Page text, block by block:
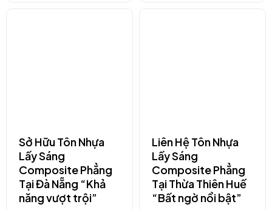
Sở Hữu Tôn Nhựa
Lấy Sáng
Composite Phẳng
Tại Đà Nẵng “Khả
năng vượt trội”
Liên Hệ Tôn Nhựa
Lấy Sáng
Composite Phẳng
Tại Thừa Thiên Huế
“Bất ngờ nổi bật”